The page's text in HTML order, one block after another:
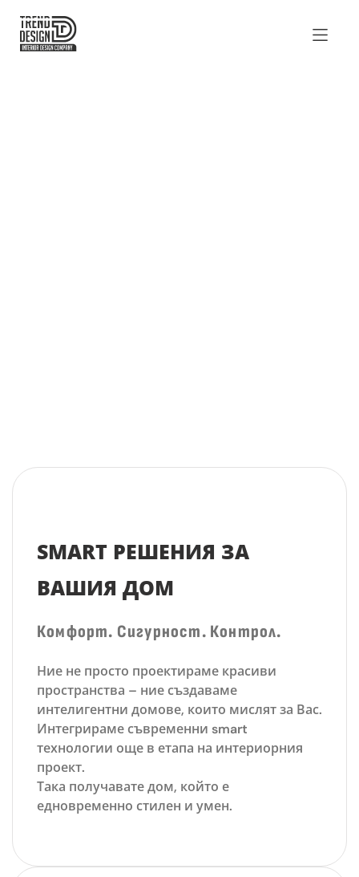
SMART РЕШЕНИЯ ЗА
ВАШИЯ ДОМ
Комфорт. Сигурност. Контрол.
Ние не просто проектираме красиви
пространства – ние създаваме
интелигентни домове, които мислят за Вас.
Интегрираме съвременни smart
технологии още в етапа на интериорния
проект.
Така получавате дом, който е
едновременно стилен и умен.